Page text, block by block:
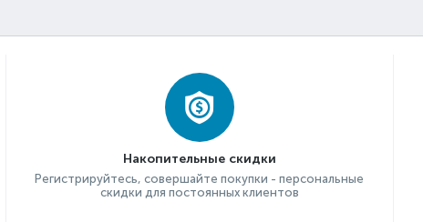
Накопительные скидки
Регистрируйтесь, совершайте покупки - персональные
скидки для постоянных клиентов